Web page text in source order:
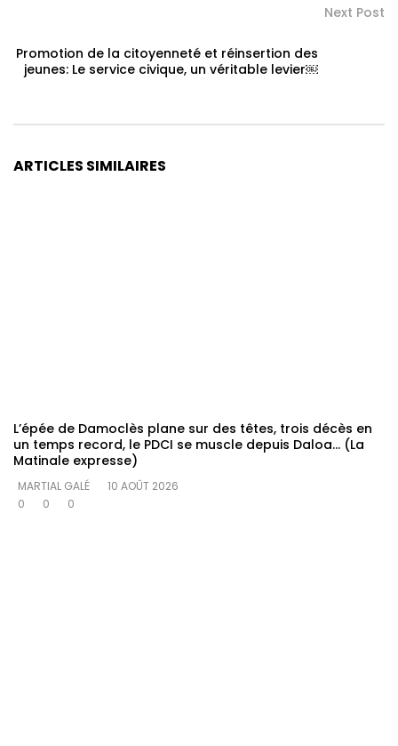
Next Post
Promotion de la citoyenneté et réinsertion des
jeunes: Le service civique, un véritable levier￼
ARTICLES SIMILAIRES
L’épée de Damoclès plane sur des têtes, trois décès en
un temps record, le PDCI se muscle depuis Daloa… (La
Matinale expresse)
MARTIAL GALÉ
10 AOÛT 2026
0
0 0